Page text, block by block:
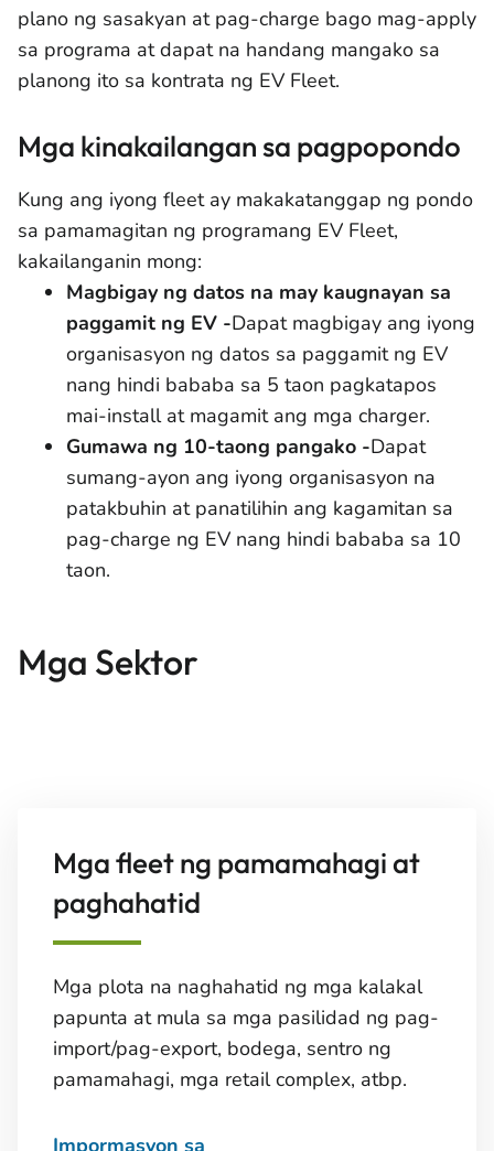
plano ng sasakyan at pag-charge bago mag-apply
sa programa at dapat na handang mangako sa
planong ito sa kontrata ng EV Fleet.
Mga kinakailangan sa pagpopondo
Kung ang iyong fleet ay makakatanggap ng pondo
sa pamamagitan ng programang EV Fleet,
kakailanganin mong:
Magbigay ng datos na may kaugnayan sa
paggamit ng EV -Dapat magbigay ang iyong
organisasyon ng datos sa paggamit ng EV
nang hindi bababa sa 5 taon pagkatapos
mai-install at magamit ang mga charger.
Gumawa ng 10-taong pangako -Dapat
sumang-ayon ang iyong organisasyon na
patakbuhin at panatilihin ang kagamitan sa
pag-charge ng EV nang hindi bababa sa 10
taon.
Mga Sektor
Mga fleet ng pamamahagi at
paghahatid
Mga plota na naghahatid ng mga kalakal
papunta at mula sa mga pasilidad ng pag-
import/pag-export, bodega, sentro ng
pamamahagi, mga retail complex, atbp.
Impormasyon sa